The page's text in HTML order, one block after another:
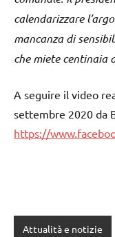
calendarizzare
mancanza di
che miete
A seguire il video
settembre 2020 da
https://
Attualità e notizie